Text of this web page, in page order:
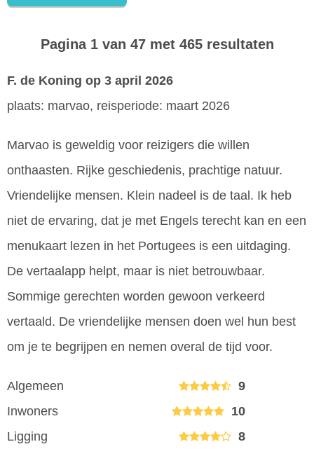
Pagina 1 van 47 met 465 resultaten
F. de Koning op 3 april 2026
plaats: marvao, reisperiode: maart 2026
Marvao is geweldig voor reizigers die willen
onthaasten. Rijke geschiedenis, prachtige natuur.
Vriendelijke mensen. Klein nadeel is de taal. Ik heb
niet de ervaring, dat je met Engels terecht kan en een
menukaart lezen in het Portugees is een uitdaging.
De vertaalapp helpt, maar is niet betrouwbaar.
Sommige gerechten worden gewoon verkeerd
vertaald. De vriendelijke mensen doen wel hun best
om je te begrijpen en nemen overal de tijd voor.
Algemeen
9
Inwoners
10
Ligging
8